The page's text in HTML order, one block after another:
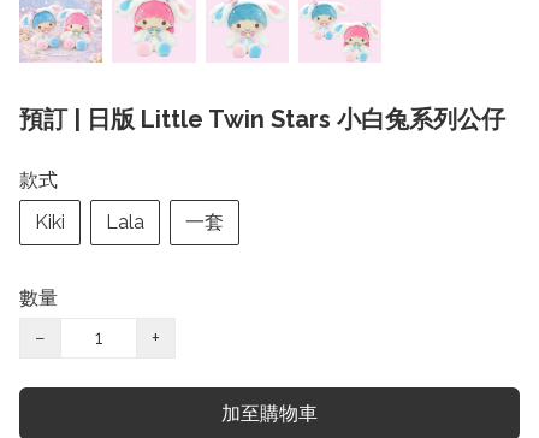
預訂 | 日版 Little Twin Stars 小白兔系列公仔
款式
Kiki
Lala 一套
數量
−
+
加至購物車